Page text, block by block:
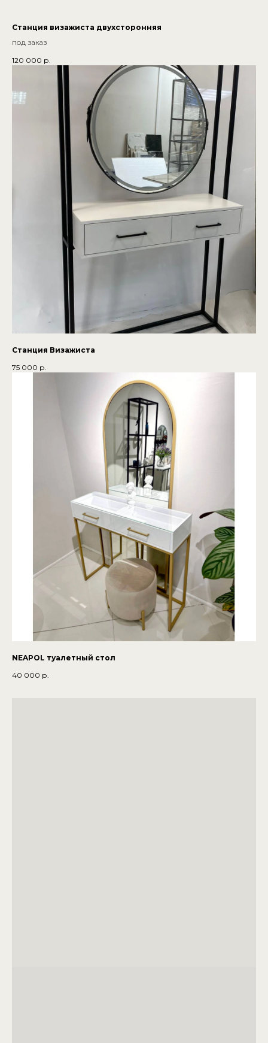
Станция визажиста двухсторонняя
под заказ
120 000 р.
Станция Визажиста
75 000 р.
NEAPOL туалетный стол
40 000 р.